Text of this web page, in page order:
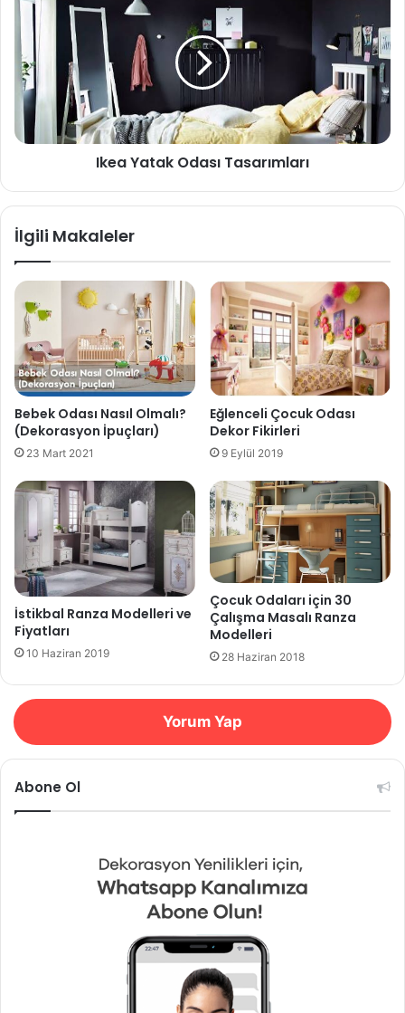
Ikea Yatak Odası Tasarımları
İlgili Makaleler
Bebek Odası Nasıl Olmalı?
(Dekorasyon İpuçları)
23 Mart 2021
Eğlenceli Çocuk Odası
Dekor Fikirleri
9 Eylül 2019
İstikbal Ranza Modelleri ve
Fiyatları
10 Haziran 2019
Çocuk Odaları için 30
Çalışma Masalı Ranza
Modelleri
28 Haziran 2018
Yorum Yap
Abone Ol